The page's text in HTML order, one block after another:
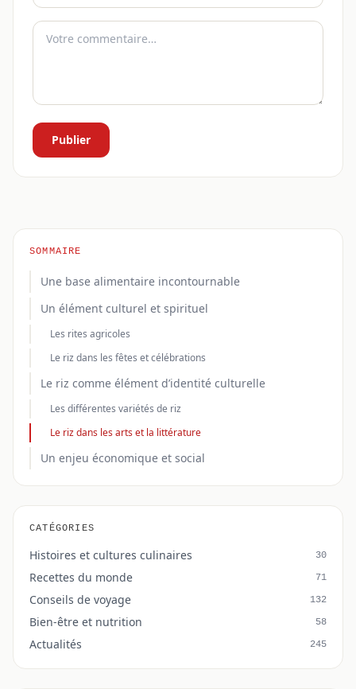
Publier
SOMMAIRE
Une base alimentaire incontournable
Un élément culturel et spirituel
Les rites agricoles
Le riz dans les fêtes et célébrations
Le riz comme élément d’identité culturelle
Les différentes variétés de riz
Le riz dans les arts et la littérature
Un enjeu économique et social
CATÉGORIES
Histoires et cultures culinaires 30
Recettes du monde 71
Conseils de voyage 132
Bien-être et nutrition 58
Actualités 245